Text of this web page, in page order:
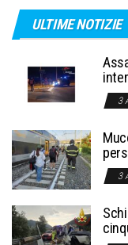
ULTIME NOTIZIE
3
3